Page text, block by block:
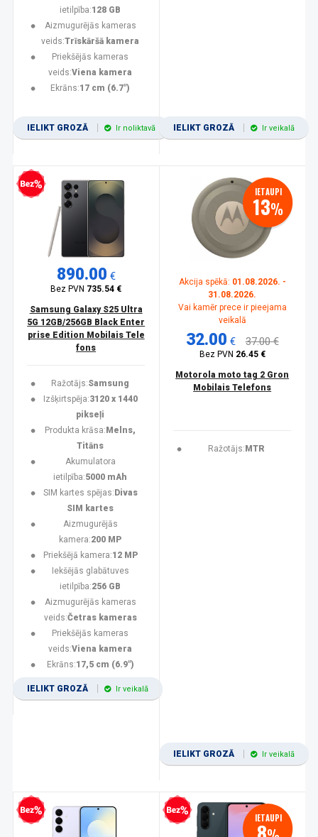
ietilpība:128 GB
Aizmugurējās kameras
veids:Trīskāršā kamera
Priekšējās kameras
veids:Viena kamera
Ekrāns:17 cm (6.7")
IELIKT GROZĀ Ir noliktavā IELIKT GROZĀ Ir veikalā
kredīts
890.00 €
Bez PVN 735.54 €
Samsung Galaxy S25 Ultra
5G 12GB/256GB Black Enter
prise Edition Mobilais Tele
fons
Ražotājs:Samsung
Izšķirtspēja:3120 x 1440
pikseļi
Produkta krāsa: Melns,
Titāns
Akumulatora
ietilpība:5000 mAh
SIM kartes spējas: Divas
SIM kartes
Aizmugurējās
kamera:200 MP
Priekšējā kamera:12 MP
Iekšējās glabātuves
ietilpība:256 GB
Aizmugurējās kameras
veids:Četras kameras
Priekšējās kameras
veids:Viena kamera
Ekrāns:17,5 cm (6.9")
IELIKT GROZĀ Ir veikalā
IETAUPI
13%
Akcija spēkā: 01.08.2026. -
31.08.2026.
Vai kamēr prece ir pieejama
veikalā
32.00 € 37.00 €
Bez PVN 26.45 €
Motorola moto tag 2 Gron
Mobilais Telefons
Ražotājs: MTR
IELIKT GROZĀ Ir veikalā
kredīts Bezprocentu kredīts IETAUPI